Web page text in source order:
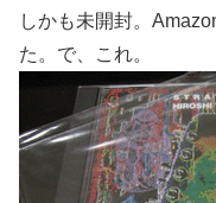
しかも未開封。
た。で、これ。